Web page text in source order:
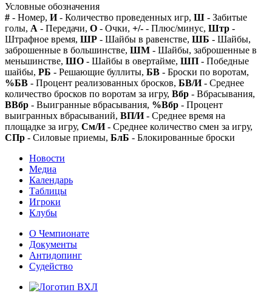
Условные обозначения
# - Номер, И- Количество проведенных игр, Ш - Забитые
голы, А - Передачи, О - Очки, +/- - Плюс/минус, Штр -
Штрафное время, ШР - Шайбы в равенстве, ШБ - Шайбы,
заброшенные в большинстве, ШМ - Шайбы, заброшенные в
меньшинстве, ШО - Шайбы в овертайме, ШП - Победные
шайбы, РБ - Решающие буллиты, БВ - Броски по воротам,
%БВ - Процент реализованных бросков, БВ/И- Среднее
количество бросков по воротам за игру, Вбр - Вбрасывания,
ВВбр - Выигранные вбрасывания, %Вбр - Процент
выигранных вбрасываний, ВП/И- Среднее время на
площадке за игру, См/И- Среднее количество смен за игру,
СПр - Силовые приемы, БлБ - Блокированные броски
Новости
Медиа
Календарь
Таблицы
Игроки
Клубы
О Чемпионате
Документы
Антидопинг
Судейство